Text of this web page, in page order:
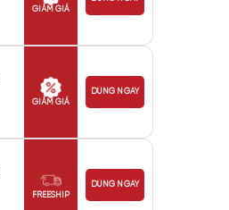
GIẢM GIÁ
GIẢM GIÁ
DÙNG NGAY
FREESHIP
DÙNG NGAY